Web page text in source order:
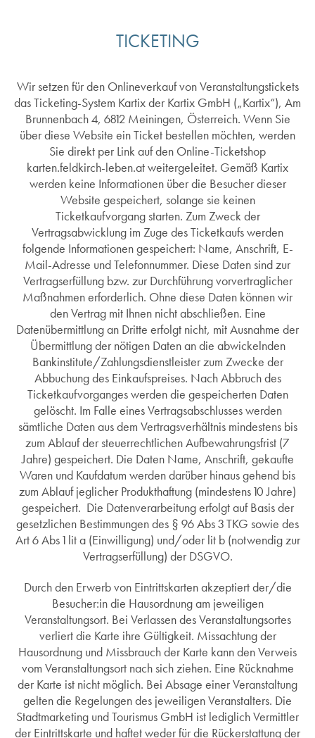
TICKETING
Wir setzen für den Onlineverkauf von Veranstaltungstickets
das Ticketing-System Kartix der Kartix GmbH („Kartix“), Am
Brunnenbach 4, 6812 Meiningen, Österreich. Wenn Sie
über diese Website ein Ticket bestellen möchten, werden
Sie direkt per Link auf den Online-Ticketshop
karten.feldkirch-leben.at weitergeleitet. Gemäß Kartix
werden keine Informationen über die Besucher dieser
Website gespeichert, solange sie keinen
Ticketkaufvorgang starten. Zum Zweck der
Vertragsabwicklung im Zuge des Ticketkaufs werden
folgende Informationen gespeichert: Name, Anschrift, E-
Mail-Adresse und Telefonnummer. Diese Daten sind zur
Vertragserfüllung bzw. zur Durchführung vorvertraglicher
Maßnahmen erforderlich. Ohne diese Daten können wir
den Vertrag mit Ihnen nicht abschließen. Eine
Datenübermittlung an Dritte erfolgt nicht, mit Ausnahme der
Übermittlung der nötigen Daten an die abwickelnden
Bankinstitute/Zahlungsdienstleister zum Zwecke der
Abbuchung des Einkaufspreises. Nach Abbruch des
Ticketkaufvorganges werden die gespeicherten Daten
gelöscht. Im Falle eines Vertragsabschlusses werden
sämtliche Daten aus dem Vertragsverhältnis mindestens bis
zum Ablauf der steuerrechtlichen Aufbewahrungsfrist (7
Jahre) gespeichert. Die Daten Name, Anschrift, gekaufte
Waren und Kaufdatum werden darüber hinaus gehend bis
zum Ablauf jeglicher Produkthaftung (mindestens 10 Jahre)
gespeichert. Die Datenverarbeitung erfolgt auf Basis der
gesetzlichen Bestimmungen des § 96 Abs 3 TKG sowie des
Art 6 Abs 1 lit a (Einwilligung) und/oder lit b (notwendig zur
Vertragserfüllung) der DSGVO.
Durch den Erwerb von Eintrittskarten akzeptiert der/die
Besucher:in die Hausordnung am jeweiligen
Veranstaltungsort. Bei Verlassen des Veranstaltungsortes
verliert die Karte ihre Gültigkeit. Missachtung der
Hausordnung und Missbrauch der Karte kann den Verweis
vom Veranstaltungsort nach sich ziehen. Eine Rücknahme
der Karte ist nicht möglich. Bei Absage einer Veranstaltung
gelten die Regelungen des jeweiligen Veranstalters. Die
Stadtmarketing und Tourismus GmbH ist lediglich Vermittler
der Eintrittskarte und haftet weder für die Rückerstattung der